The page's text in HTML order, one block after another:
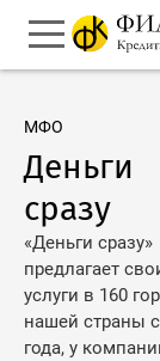
МФО
Деньги
сразу
«Деньги сразу»
предлагает
услуги в 160
нашей страны с
года, у